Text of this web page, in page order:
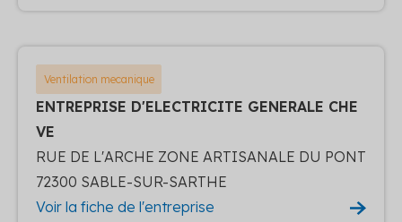
Ventilation mecanique
ENTREPRISE D'ELECTRICITE GENERALE CHE
VE
RUE DE L'ARCHE ZONE ARTISANALE DU PONT
72300 SABLE-SUR-SARTHE
Voir la fiche de l'entreprise